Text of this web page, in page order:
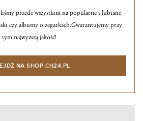
przede wszystkim na popularne i lubiane
czy albumy o zegarkach.Gwarantujemy przy
tym najwyższą jakość!
NA SHOP.CH24.PL